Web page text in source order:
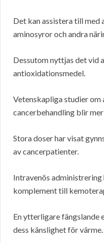
Det kan assistera till med
aminosyror och andra
Dessutom nyttjas det vid
antioxidationsmedel.
Vetenskapliga studier om
cancerbehandling blir
Stora doser har visat
av cancerpatienter.
Intravenös administrering
komplement till
En ytterligare fängslande
dess känslighet för värme.